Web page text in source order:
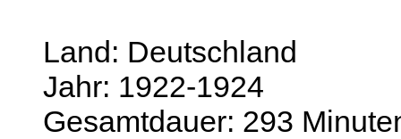
Land: Deutschland
Jahr: 1922-1924
Gesamtdauer: 293